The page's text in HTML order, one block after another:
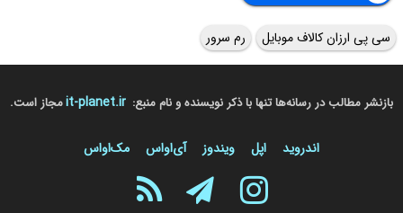
سی پی ارزان کالاف موبایل رم سرور
بازنشر مطالب در رسانه‌ها تنها با ذکر نویسنده و نام منبع: it-planet.irمجاز است.
اندروید اپل ویندوز آی‌او‌اس مک‌او‌اس